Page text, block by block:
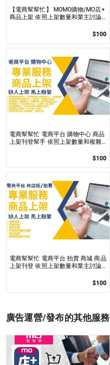
【電商幫幫忙】 MOMO購物/MO店+
商品上架 依照上架數量和業主討論
$100
電商幫幫忙 電商平台 購物中心 商品
上架刊登幫手 依照上架數量和複雜
$100
電商幫幫忙 電商平台 拍賣 商城 商品
上架刊登 依照上架數量和業主討論
$100
廣告運營/發布的其他服務